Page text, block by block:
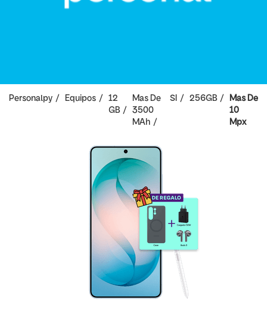
Personalpy Equipos
12
GB
Mas De
3500
MAh
SI 256GB
Mas De
10
Mpx